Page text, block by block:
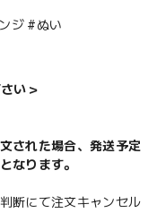
ジ #ぬい
い＞
された場合、発送予定
なります。
断にて注文キャンセル